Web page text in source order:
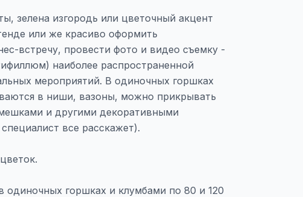
зелена изгородь или цветочный акцент
или же красиво оформить
встречу, провести фото и видео съемку -
наиболее распространенной
мероприятий. В одиночных горшках
в ниши, вазоны, можно прикрывать
и другими декоративными
все расскажет).
одиночных горшках и клумбами по 80 и 120